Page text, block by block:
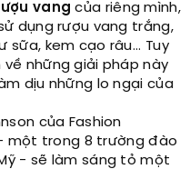
vang của riêng mình,
dụng rượu vang trắng,
sữa, kem cạo râu... Tuy
về những giải pháp này
dịu những lo ngại của
của Fashion
một trong 8 trường đào
- sẽ làm sáng tỏ một